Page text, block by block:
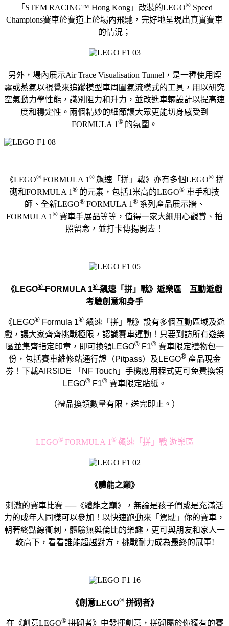
「 STEM RACING™ Hong Kong」改裝的LEGO®Speed
Champions賽車於賽道上於場內飛馳， 完好地呈現出真實賽車
的情況；
另外，場內展示Air Trace Visualisation Tunnel ， 是一種使用煙
霧或蒸氣以視覺來追蹤模型車周圍氣流模式的工具， 用以研究
空氣動力學性能，識別阻力和升力， 並改進車輛設計以提高速
度和穩定性。 兩個精妙的細節讓大眾更能切身感受到
FORMULA 1 ® 的氛圍。
《LEGO® FORMULA 1 ® 飆速「拼」戰》亦有多個LEGO® 拼
砌和FORMULA 1 ® 的元素， 包括1 米高的LEGO® 車手和技
師、 全新LEGO® FORMULA 1 ® 系列產品展示牆、
FORMULA 1 ® 賽車手展品等等，值得一家大細用心觀賞、拍
照留念， 並打卡傳揚開去！
《LEGO® FORMULA 1® 飆速「拼」戰》 遊樂區
互動遊戲
考驗創意和身手
《 LEGO® Formula 1® 飆速「拼」戰》設有多個互動區域及遊
戲 ， 讓大家齊齊挑戰極限 ，認識賽車運動！ 只要到訪所有遊樂
區並集齊指定印章，即可換領 LEGO®F1® 賽車限定禮物包一
份，包括賽車維修站通行證（Pitpass） 及 LEGO® 產品現金
劵！下載AIRSIDE 「 NF Touch 」手機應用程式更可免費換領
LEGO®F1® 賽車限定貼紙。
（禮品換領數量有限，送完即止 。）
LEGO® FORMULA 1 ® 飆速「拼」戰 遊樂區
《體能之巔》
刺激的賽車比賽 ──《體能之巔》，無論是孩子們或是充滿活
力的成年人同樣可以參加！以快速跑動來「駕駛」你的賽車，
朝著終點線衝刺，體驗無與倫比的樂趣，更可與朋友和家人一
較高下，看看誰能超越對方，挑戰耐力成為最終的冠軍!​
《創意LEGO® 拼砌者》
在《創意LEGO® 拼砌者》中發揮創意，拼砌屬於你獨有的賽